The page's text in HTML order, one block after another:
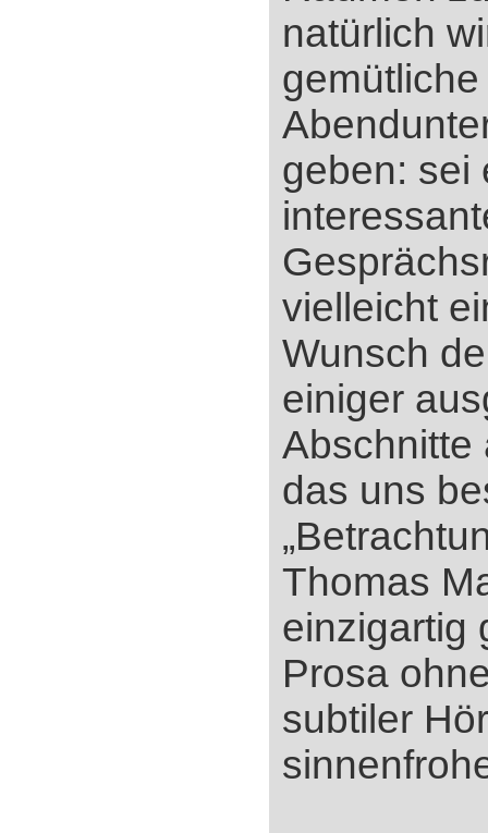
natürlich
gemütliche
geben: sei
vielleicht
Wunsch
einiger
Abschnitte
das uns
Thomas
einzigartig
Prosa
subtiler